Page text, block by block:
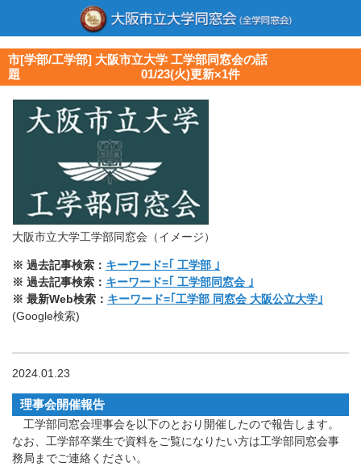
市[学部/工学部] 大阪市立大学 工学部同窓会の話
題 01/23(火)更新×1件
大阪市立大学工学部同窓会（イメージ）
※ 過去記事検索： キーワード=｢ 工学部 ｣
※ 過去記事検索： キーワード=｢ 工学部同窓会 ｣
※ 最新Web検索： キーワード=｢工学部 同窓会 大阪公立大学｣
(Google検索)
2024.01.23
理事会開催報告
工学部同窓会理事会を以下のとおり開催したので報告します。
なお、工学部卒業生で資料をご覧になりたい方は工学部同窓会事
務局までご連絡ください。